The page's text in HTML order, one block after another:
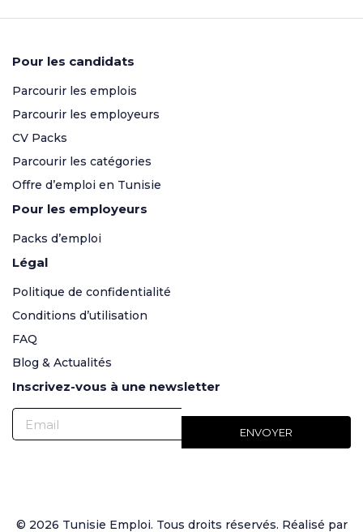
Pour les candidats
Parcourir les emplois
Parcourir les employeurs
CV Packs
Parcourir les catégories
Offre d’emploi en Tunisie
Pour les employeurs
Packs d’emploi
Légal
Politique de confidentialité
Conditions d’utilisation
FAQ
Blog & Actualités
Inscrivez-vous à une newsletter
© 2026 Tunisie Emploi. Tous droits réservés. Réalisé par